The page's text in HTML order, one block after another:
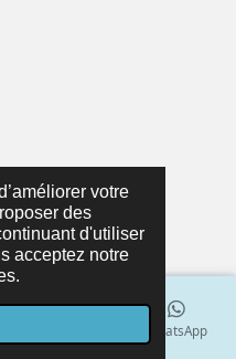
votre
des
d'utiliser
acceptez notre
WhatsApp